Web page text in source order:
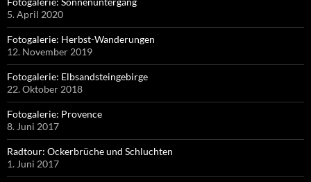
5. April 2020
Fotogalerie: Herbst-Wanderungen
12. November 2019
Fotogalerie: Elbsandsteingebirge
22. Oktober 2018
Fotogalerie: Provence
8. Juni 2017
Radtour: Ockerbrüche und Schluchten
1. Juni 2017